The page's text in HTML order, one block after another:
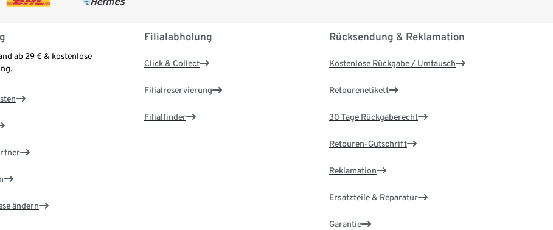
ab 29 € & kostenlose
ändern
Filialabholung
Click & Collect
Filialreservierung
Filialfinder
Rücksendung & Reklamation
Kostenlose Rückgabe / Umtausch
Retourenetikett
30 Tage Rückgaberecht
Retouren-Gutschrift
Reklamation
Ersatzteile & Reparatur
Garantie